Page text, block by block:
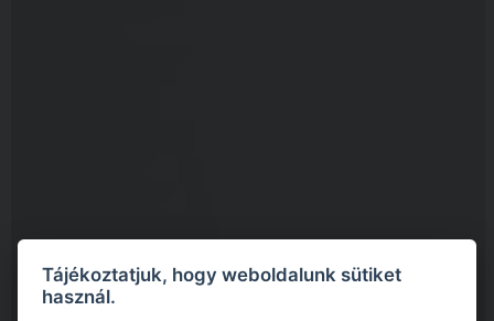
Tájékoztatjuk, hogy weboldalunk sütiket
használ.